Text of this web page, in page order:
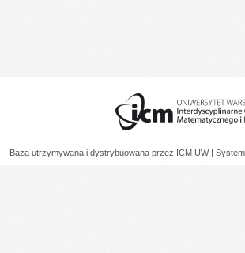
Baza utrzymywana i dystrybuowana przez ICM UW |